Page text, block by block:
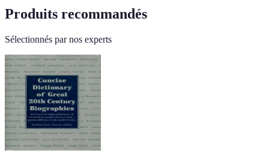
Produits recommandés
Sélectionnés par nos experts